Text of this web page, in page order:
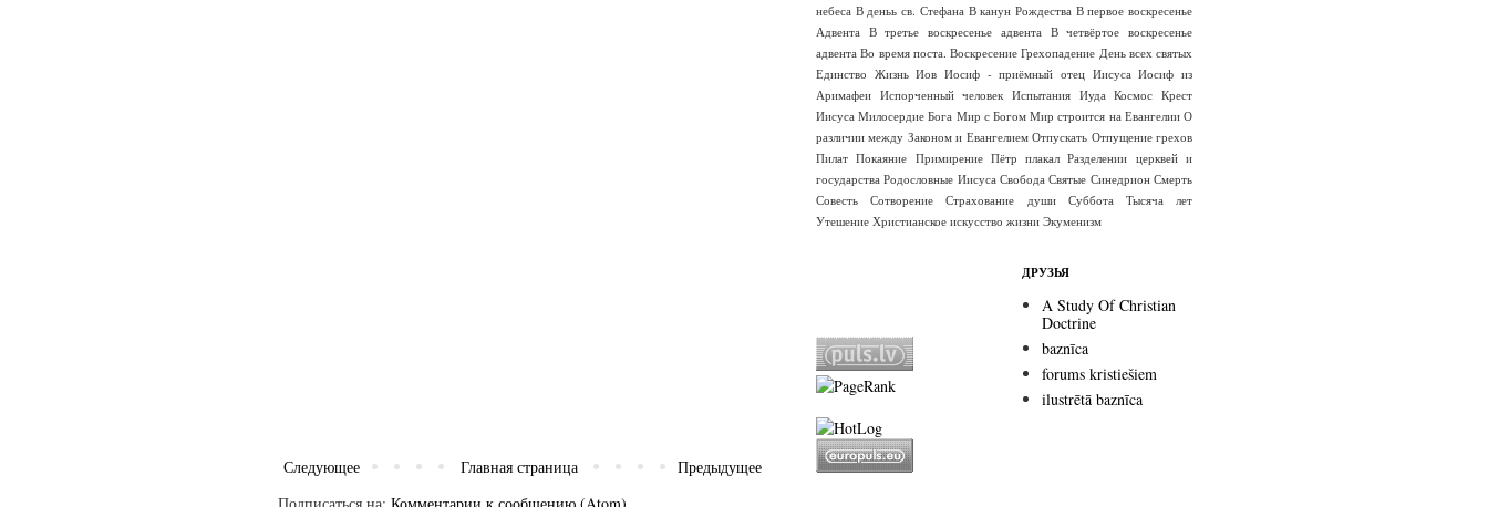
Следующее Предыдущее
Главная страница
небеса В деньь св. Стефана В канун Рождества В первое воскресенье
Адвента В третье воскресенье адвента В четвёртое воскресенье
адвента Во время поста. Воскресение Грехопадение День всех святых
Единство Жизнь Иов Иосиф - приёмный отец Иисуса Иосиф из
Аримафеи Испорченный человек Испытания Иуда Космос Крест
Иисуса Милосердие Бога Мир с Богом Мир строится на Евангелии О
различии между Законом и Евангелием Отпускать Отпущение грехов
Пилат Покаяние Примирение Пётр плакал Разделении церквей и
государства Родословные Иисуса Свобода Святые Синедрион Смерть
Совесть
Сотворение Страхование души Суббота
Тысяча лет
Утешение Христианское искусство жизни Экуменизм
ДРУЗЬЯ
A Study Of Christian
Doctrine
baznīca
forums kristiešiem
ilustrētā baznīca